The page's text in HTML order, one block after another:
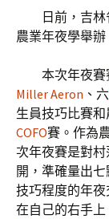
日前，吉
農業年夜學舉
本次年夜
Miller Aeron 、六
生員技巧比賽
COFO賽。作為
次年夜賽是對
開，準確量出
技巧程度的年
在自己的右手